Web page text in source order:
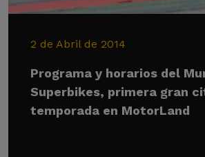
2 de Abril de 2014
Programa y horarios del
Superbikes, primera gran
temporada en MotorLand